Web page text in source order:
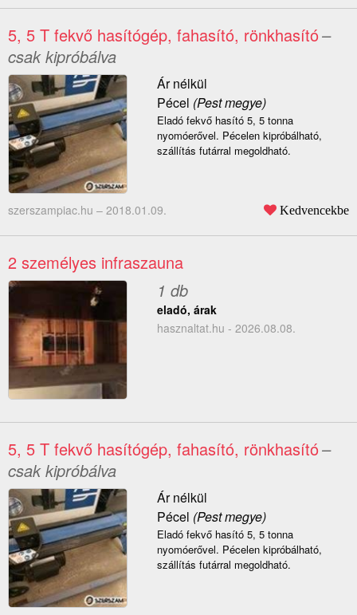
5, 5 T fekvő hasítógép, fahasító, rönkhasító–
csak kipróbálva
Ár nélkül
Pécel (Pest megye)
Eladó fekvő hasító 5, 5 tonna
nyomóerővel. Pécelen kipróbálható,
szállítás futárral megoldható.
szerszampiac.hu – 2018.01.09. Kedvencekbe
2 személyes infraszauna
1 db
eladó, árak
hasznaltat.hu - 2026.08.08.
5, 5 T fekvő hasítógép, fahasító, rönkhasító–
csak kipróbálva
Ár nélkül
Pécel (Pest megye)
Eladó fekvő hasító 5, 5 tonna
nyomóerővel. Pécelen kipróbálható,
szállítás futárral megoldható.